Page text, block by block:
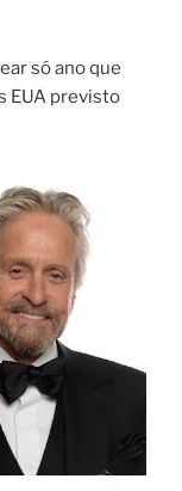
só ano que
EUA previsto